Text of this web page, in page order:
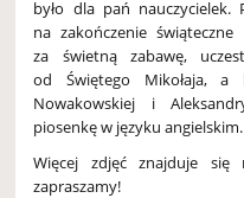
było dla pań nauczycielek.
na zakończenie
za świetną zabawę,
od Świętego Mikołaja,
Nowakowskiej i
piosenkę w języku angielskim.
Więcej zdjęć znajduje się
zapraszamy!